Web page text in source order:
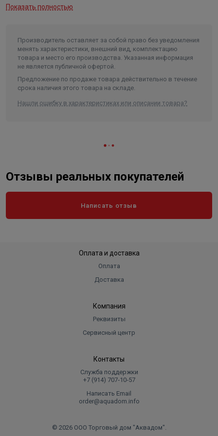
Показать полностью
Производитель оставляет за собой право без уведомления
менять характеристики, внешний вид, комплектацию
товара и место его производства. Указанная информация
не является публичной офертой.
Предложение по продаже товара действительно в течение
срока наличия этого товара на складе.
Нашли ошибку в характеристиках или описании товара?
Отзывы реальных покупателей
Написать отзыв
Оплата и доставка
Оплата
Доставка
Компания
Реквизиты
Сервисный центр
Контакты
Служба поддержки
+7 (914) 707‑10‑57
Написать Email
order@aquadom.info
© 2026 ООО Торговый дом "Аквадом".